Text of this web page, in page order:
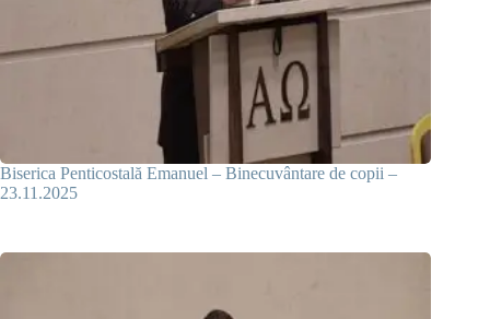
Biserica Penticostală Emanuel – Binecuvântare de copii –
23.11.2025